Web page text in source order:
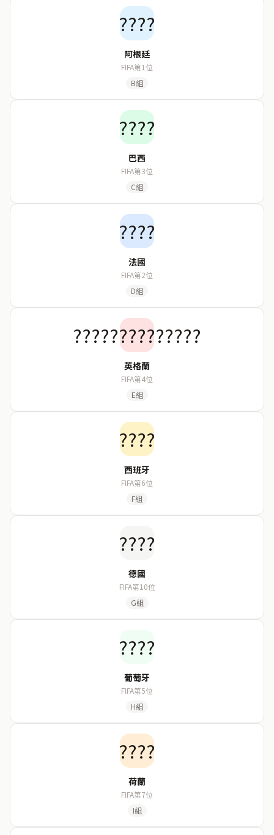
????
阿根廷
FIFA第1位
B組
????
巴西
FIFA第3位
C組
????
法國
FIFA第2位
D組
??????????????
英格蘭
FIFA第4位
E組
????
西班牙
FIFA第6位
F組
????
德國
FIFA第10位
G組
????
葡萄牙
FIFA第5位
H組
????
荷蘭
FIFA第7位
I組